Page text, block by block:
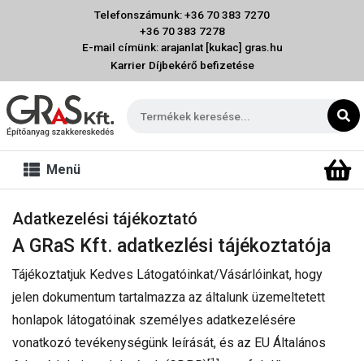
Telefonszámunk: +36 70 383 7270
+36 70 383 7278
E-mail címünk: arajanlat [kukac] gras.hu
Karrier Díjbekérő befizetése
Menü
Adatkezelési tájékoztató
A GRaS Kft. adatkezlési tájékoztatója
Tájékoztatjuk Kedves Látogatóinkat/Vásárlóinkat, hogy
jelen dokumentum tartalmazza az általunk üzemeltetett
honlapok látogatóinak személyes adatkezelésére
vonatkozó tevékenységünk leírását, és az EU Általános